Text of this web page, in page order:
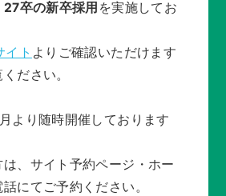
27卒の新卒採用 を実施してお
イト よりご確認いただけます
ださい。
より随時開催しております
、サイト予約ページ・ホー
にてご予約ください。